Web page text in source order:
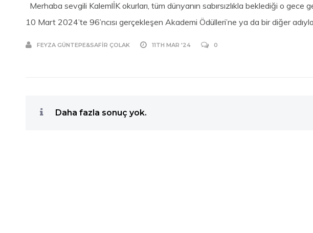
Merhaba sevgili KalemlİK okurları, tüm dünyanın sabırsızlıkla beklediği o gece
10 Mart 2024’te 96’ncısı gerçekleşen Akademi Ödülleri’ne ya da bir diğer
FEYZA GÜNTEPE&SAFIR ÇOLAK 11TH MAR '24 0
Daha fazla sonuç yok.